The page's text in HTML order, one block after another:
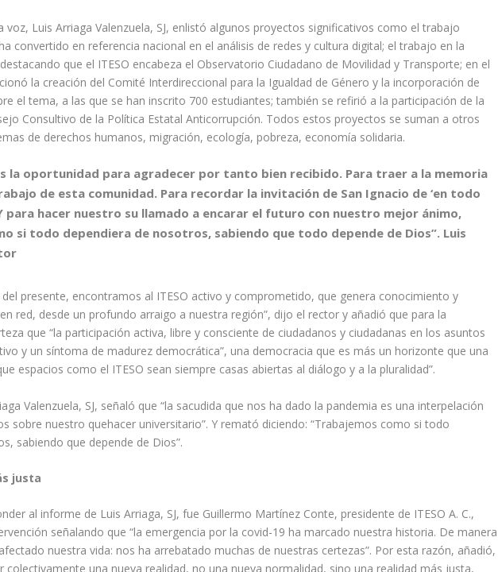
voz, Luis Arriaga Valenzuela, SJ, enlistó algunos proyectos significativos como el trabajo
convertido en referencia nacional en el análisis de redes y cultura digital; el trabajo en la
que el ITESO encabeza el Observatorio Ciudadano de Movilidad y Transporte; en el
la creación del Comité Interdireccional para la Igualdad de Género y la incorporación de
el tema, a las que se han inscrito 700 estudiantes; también se refirió a la participación de la
Consultivo de la Política Estatal Anticorrupción. Todos estos proyectos se suman a otros
de derechos humanos, migración, ecología, pobreza, economía solidaria.
la oportunidad para agradecer por tanto bien recibido. Para traer a la memoria
de esta comunidad. Para recordar la invitación de San Ignacio de ‘en todo
para hacer nuestro su llamado a encarar el futuro con nuestro mejor ánimo,
si todo dependiera de nosotros, sabiendo que todo depende de Dios”. Luis
presente, encontramos al ITESO activo y comprometido, que genera conocimiento y
red, desde un profundo arraigo a nuestra región”, dijo el rector y añadió que para la
que “la participación activa, libre y consciente de ciudadanos y ciudadanas en los asuntos
y un síntoma de madurez democrática”, una democracia que es más un horizonte que una
espacios como el ITESO sean siempre casas abiertas al diálogo y a la pluralidad”.
Valenzuela, SJ, señaló que “la sacudida que nos ha dado la pandemia es una interpelación
sobre nuestro quehacer universitario”. Y remató diciendo: “Trabajemos como si todo
sabiendo que depende de Dios”.
justa
al informe de Luis Arriaga, SJ, fue Guillermo Martínez Conte, presidente de ITESO A. C.,
señalando que “la emergencia por la covid-19 ha marcado nuestra historia. De manera
nuestra vida: nos ha arrebatado muchas de nuestras certezas”. Por esta razón, añadió,
colectivamente una nueva realidad, no una nueva normalidad, sino una realidad más justa,